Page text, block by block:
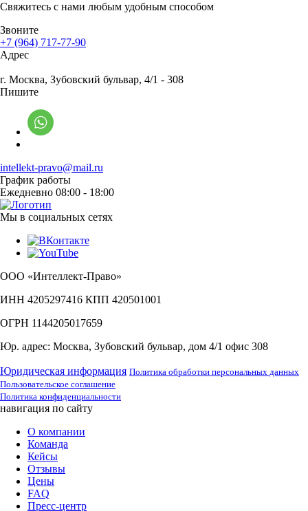
Свяжитесь с нами любым удобным способом
Звоните
+7 (964) 717-77-90
Адрес
г. Москва, Зубовский бульвар, 4/1 - 308
Пишите
intellekt-pravo@mail.ru
График работы
Ежедневно 08:00 - 18:00
Мы в социальных сетях
ООО «Интеллект-Право»
ИНН 4205297416 КПП 420501001
ОГРН 1144205017659
Юр. адрес: Москва, Зубовский бульвар, дом 4/1 офис 308
Юридическая информация Политика обработки персональных данных
Пользовательское соглашение
Политика конфиденциальности
навигация по сайту
О компании
Команда
Кейсы
Отзывы
Цены
FAQ
Пресс-центр